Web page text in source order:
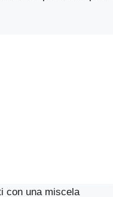
con una miscela